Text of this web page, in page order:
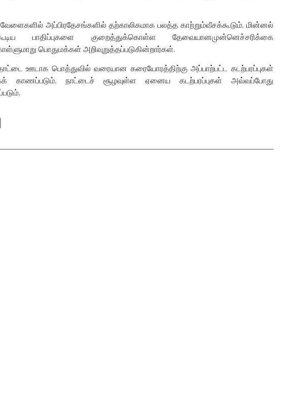
வேளைகளில் அப்பிரதேசங்களில் தற்காலிகமாக பலத்த காற்றும்வீசக்கூடும். மின்னல்
பாதிப்புகளை குறைத்துக்கொள்ள தேவையானமுன்னெச்சரிக்கை
பொதுமக்கள் அறிவுறுத்தப்படுகின்றார்கள்.
ஊடாக பொத்துவில் வரையான கரையோரத்திற்கு அப்பாற்பட்ட கடற்பரப்புகள்
காணப்படும். நாட்டைச் சூழவுள்ள ஏனைய கடற்பரப்புகள் அவ்வப்போது